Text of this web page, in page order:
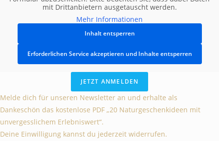
mit Drittanbietern ausgetauscht werden.
Mehr Informationen
Inhalt entsperren
Erforderlichen Service akzeptieren und Inhalte entsperren
JETZT ANMELDEN
Melde dich für unseren Newsletter an und erhalte als
Dankeschön das kostenlose PDF „20 Naturgeschenkideen mit
unvergesslichem Erlebniswert“.
Deine Einwilligung kannst du jederzeit widerrufen.